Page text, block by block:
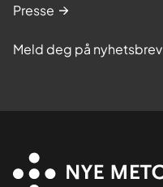
Presse
Meld deg på nyhetsbrev